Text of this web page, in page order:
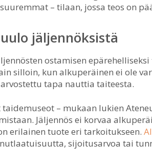
– tilaan, jossa teos on
jäljennöksistä
ostamisen
silloin, kun alkuperäinen ei ole
tapa nauttia taiteesta.
– mukaan lukien
Jäljennös ei korvaa
erilainen tuote eri tarkoitukseen.
sijoitusarvoa tai